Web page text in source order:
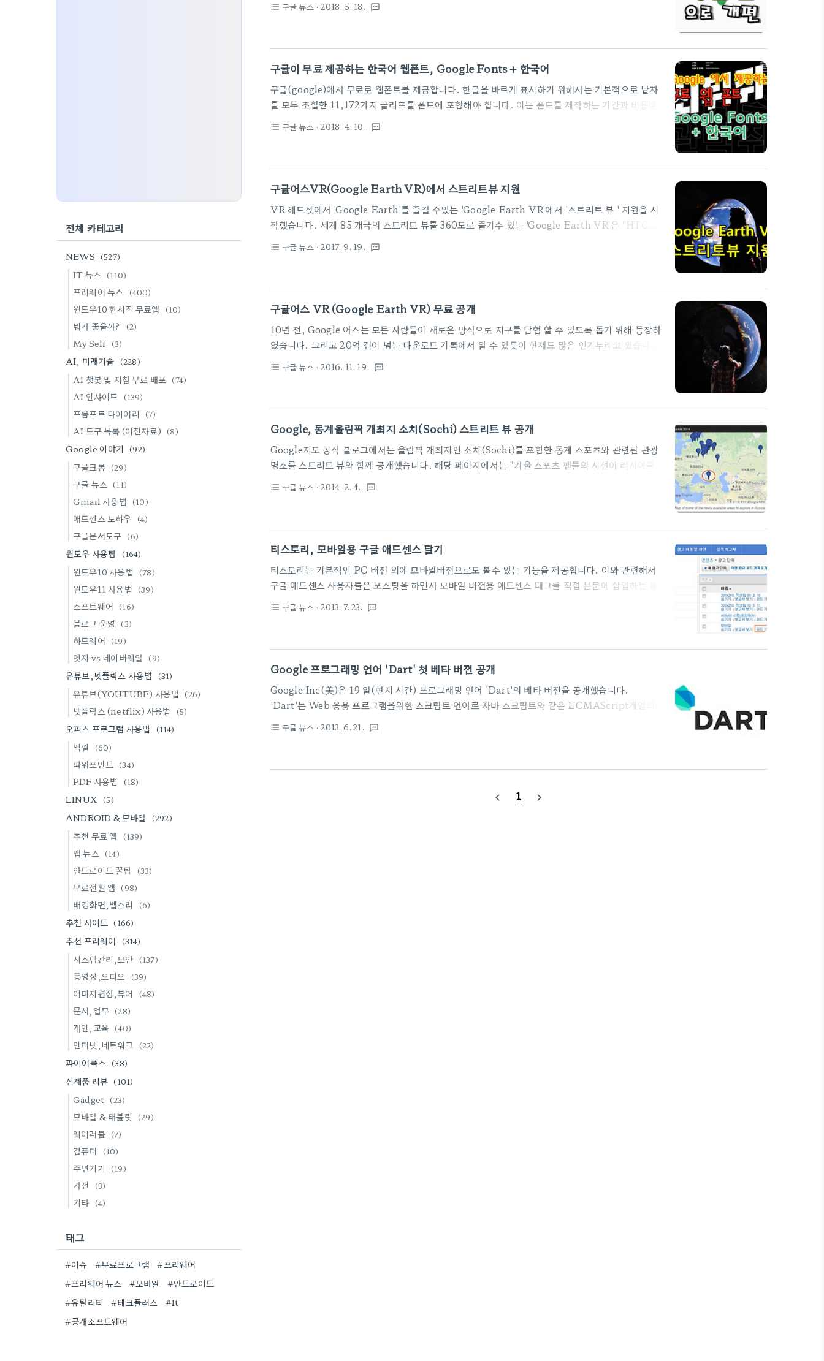
부터 시작하며 200GB는 2.99달러, 2TB는 9.99달러에 제공되며 2TB 초과 용량의 요금제는 그대
반영되는 변경사항은 크게 세 가지입니다. 첫 번째는 200GB와 2TB 용량 옵션이 새로 추가되고, 두
번째는 2TB의 저장공간을 기존의 1TB 가격으로 사용할 수 있으며, 세..
format_list_bulleted 구글 뉴스 · 2018. 5. 18. textsms
구글이 무료 제공하는 한국어 웹폰트, Google Fonts + 한국어
구글(google)에서 무료로 웹폰트를 제공합니다. 한글을 바르게 표시하기 위해서는 기본적으로 낱자
를 모두 조합한 11,172가지 글리프를 폰트에 포함해야 합니다. 이는 폰트를 제작하는 기간과 비용뿐
는 수십MB를 차지하는 경우도 있기에 폰트를 완전히 다운로드하기 전까지는 페이지가 바르게 표시되
Fonts + 한국어'가 이런 문제를 해결해 줍니다. 아래는 해당 사이트에 올라온 'Google Fonts + 한
국어'에 관한 글입니다. 웹상의 방대한 한국어 문서를 분석한 결과, Google은 주제에 따라 사용되는
..
format_list_bulleted 구글 뉴스 · 2018. 4. 10. textsms
구글어스VR(Google Earth VR)에서 스트리트뷰 지원
VR 헤드셋에서 'Google Earth'를 즐길 수있는 'Google Earth VR'에서 '스트리트 뷰 ' 지원을 시
작했습니다. 세계 85 개국의 스트리트 뷰를 360도로 즐기수 있는 'Google Earth VR'은 "HTC
'Google 스트리트 뷰'앱을 설치하면 'Cardboard' 또는 다른 VR 체험기기에서도 "스트리트 뷰"를
구글 어스 VR에서 스트리트뷰가 지원되는 지역 근처로 가면 해당 아이콘이 표시되고 컨트롤러로 해당
아이콘을 선택해 조작하면 됩니다.안타깝게도 한국은 ..
format_list_bulleted 구글 뉴스 · 2017. 9. 19. textsms
구글어스 VR (Google Earth VR) 무료 공개
10년 전, Google 어스는 모든 사람들이 새로운 방식으로 지구를 탐험 할 수 있도록 돕기 위해 등장하
였습니다. 그리고 20억 건이 넘는 다운로드 기록에서 알 수 있듯이 현재도 많은 인기누리고 있습니다.
켰습니다. 미 Google Inc.는 16 일(현지 시간) 'Google Earth VR'을 무료로 공개했습니다.
할 수있습니다. 'Google Earth VR'을 사용하면 도시를 날고 가장 높은 봉우리 꼭대기에 서서 우주로
날아갈 수 있습니다. 'Google Earth ..
format_list_bulleted 구글 뉴스 · 2016. 11. 19. textsms
Google, 동계올림픽 개최지 소치(Sochi) 스트리트 뷰 공개
Google지도 공식 블로그에서는 올림픽 개최지인 소치(Sochi)를 포함한 동계 스포츠와 관련된 관광
명소를 스트리트 뷰와 함께 공개했습니다. 해당 페이지에서는 "겨울 스포츠 팬들의 시선이 러시아를
회"라고 설명하고 있습니다. 소치 외에도 Vladivostok, Yakutsk, Irkutsk 각 도시의 스트리트 뷰
된 면적을 지원한다고 합니다. 또한, 슬로베니아의 스트리트 뷰도 추가했는데요. 슬로베니아는 스트리
트 뷰가 제공하는 55 번째 국가가 된다 합니다. ▣ 바로가기 : http://google..
format_list_bulleted 구글 뉴스 · 2014. 2. 4. textsms
티스토리, 모바일용 구글 애드센스 달기
티스토리는 기본적인 PC 버전 외에 모바일버전으로도 볼수 있는 기능을 제공합니다. 이와 관련해서
구글 애드센스 사용자들은 포스팅을 하면서 모바일 버전용 애드센스 태그를 직접 본문에 삽입하는 불
로 모바일 버전에서만 나타나는 구글 애드센스를 삽입할 수가 있습니다. ■ 간단 설정법 1. 티스토리 -
정에서 광고를 배치할 레이아웃을 선택합니다. 3. 광고란에 본인의 구글계정에서 받은 모바일용 광고
코드를 붙여넣습니다. 4. 저장하면 완료 ■ 모바일 광고가 없는 분들은? 1. 구글 애드센스 - 내광고 -
'+새..
format_list_bulleted 구글 뉴스 · 2013. 7. 23. textsms
Google 프로그래밍 언어 'Dart' 첫 베타 버전 공개
Google Inc(美)은 19 일(현지 시간) 프로그래밍 언어 'Dart'의 베타 버전을 공개했습니다.
'Dart'는 Web 응용 프로그램을위한 스크립트 언어로 자바 스크립트와 같은 ECMAScript계열의
VM'라는 가상 머신상에서 비교적 빠른 속도로 동작합니다. 만약 가상 머신이없는 경우에도 라이브러
서 보다는 다소 속조가 저하됩니다. 이번 업데이트는 2011년 공개이후 처음으로 발표되는 베타버전으
format_list_bulleted 구글 뉴스 · 2013. 6. 21. textsms
navigate_before 1 navigate_next
전체 카테고리
NEWS (527)
IT 뉴스 (110)
프리웨어 뉴스 (400)
윈도우10 한시적 무료앱 (10)
뭐가 좋을까? (2)
My Self (3)
AI, 미래기술 (228)
AI 챗봇 및 지침 무료 배포 (74)
AI 인사이트 (139)
프롬프트 다이어리 (7)
AI 도구 목록 (이전자료) (8)
Google 이야기 (92)
구글크롬 (29)
구글 뉴스 (11)
Gmail 사용법 (10)
애드센스 노하우 (4)
구글문서도구 (6)
윈도우 사용팁 (164)
윈도우10 사용법 (78)
윈도우11 사용법 (39)
소프트웨어 (16)
블로그 운영 (3)
하드웨어 (19)
엣지 vs 네이버웨일 (9)
유튜브,넷플릭스 사용법 (31)
유튜브(YOUTUBE) 사용법 (26)
넷플릭스 (netflix) 사용법 (5)
오피스 프로그램 사용법 (114)
엑셀 (60)
파워포인트 (34)
PDF 사용법 (18)
LINUX (5)
ANDROID & 모바일 (292)
추천 무료 앱 (139)
앱 뉴스 (14)
안드로이드 꿀팁 (33)
무료전환 앱 (98)
배경화면,벨소리 (6)
추천 사이트 (166)
추천 프리웨어 (314)
시스템관리,보안 (137)
동영상,오디오 (39)
이미지편집,뷰어 (48)
문서,업무 (28)
개인,교육 (40)
인터넷,네트워크 (22)
파이어폭스 (38)
신제품 리뷰 (101)
Gadget (23)
모바일 & 태블릿 (29)
웨어러블 (7)
컴퓨터 (10)
주변기기 (19)
가전 (3)
기타 (4)
태그
#이슈 #무료프로그램
#프리웨어
#프리웨어 뉴스
#모바일
#안드로이드
#유틸리티
#테크플러스
#It
#공개소프트웨어